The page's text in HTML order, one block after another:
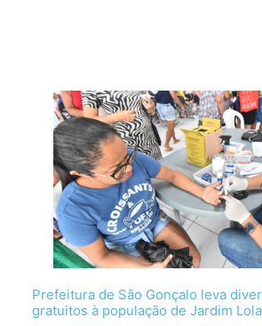
Prefeitura de São Gonçalo leva
gratuitos à população de Jardim